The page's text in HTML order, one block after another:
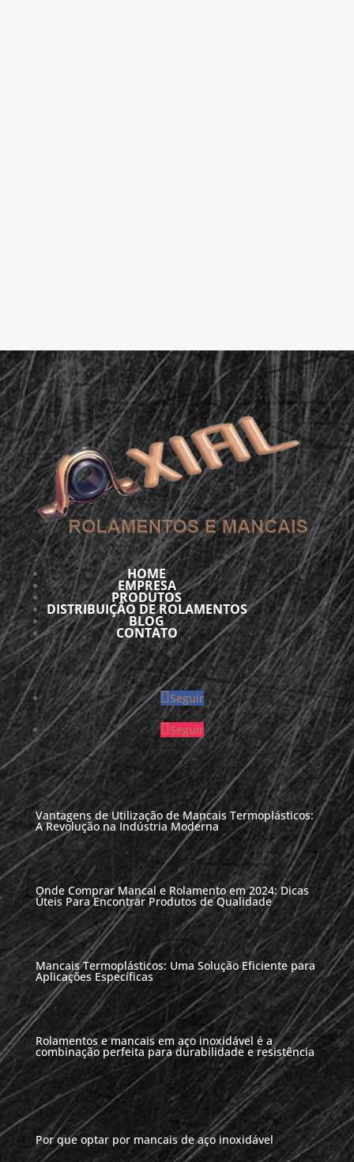
HOME
EMPRESA
PRODUTOS
DISTRIBUIÇÃO DE ROLAMENTOS
BLOG
CONTATO
Seguir
Seguir
Vantagens de Utilização de Mancais Termoplásticos:
A Revolução na Indústria Moderna
Onde Comprar Mancal e Rolamento em 2024: Dicas
Úteis Para Encontrar Produtos de Qualidade
Mancais Termoplásticos: Uma Solução Eficiente para
Aplicações Específicas
Rolamentos e mancais em aço inoxidável é a
combinação perfeita para durabilidade e resistência
Por que optar por mancais de aço inoxidável